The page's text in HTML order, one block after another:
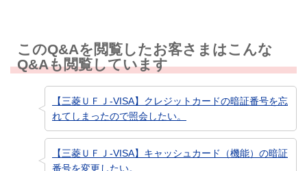
このQ&Aを閲覧したお客さまはこんな
Q&Aも閲覧しています
【三菱ＵＦＪ-VISA】クレジットカードの暗証番号を忘
れてしまったので照会したい。
【三菱ＵＦＪ-VISA】キャッシュカード（機能）の暗証
番号を変更したい。